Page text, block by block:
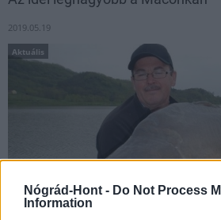
Nógrád-Hont - Do Not Process
Information
2019.05.19
Aktuális